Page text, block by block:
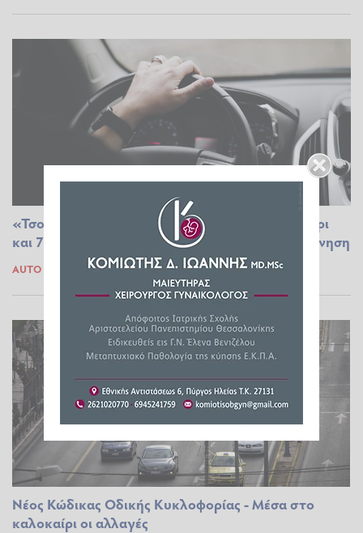
«Τσουχτερό» πρόστιμο για τους οδηγούς - Μέχρι
και 700 ευρώ «καμπάνα» αν κάνετε αυτή την κίνηση
AUTO MOTO 08.09.2024 17:40
Nέος Κώδικας Οδικής Κυκλοφορίας - Mέσα στο
καλοκαίρι οι αλλαγές